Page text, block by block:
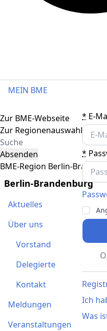
MEIN BME
* E-
*
Ich
Was
Toggle navigation
Zur BME-Webseite
Zur Regionenauswahl
Absenden
BME-Region Berlin-
Berlin-Brandenburg
Aktuelles
Über uns
Vorstand
Delegierte
Kontakt
Meldungen
Veranstaltungen